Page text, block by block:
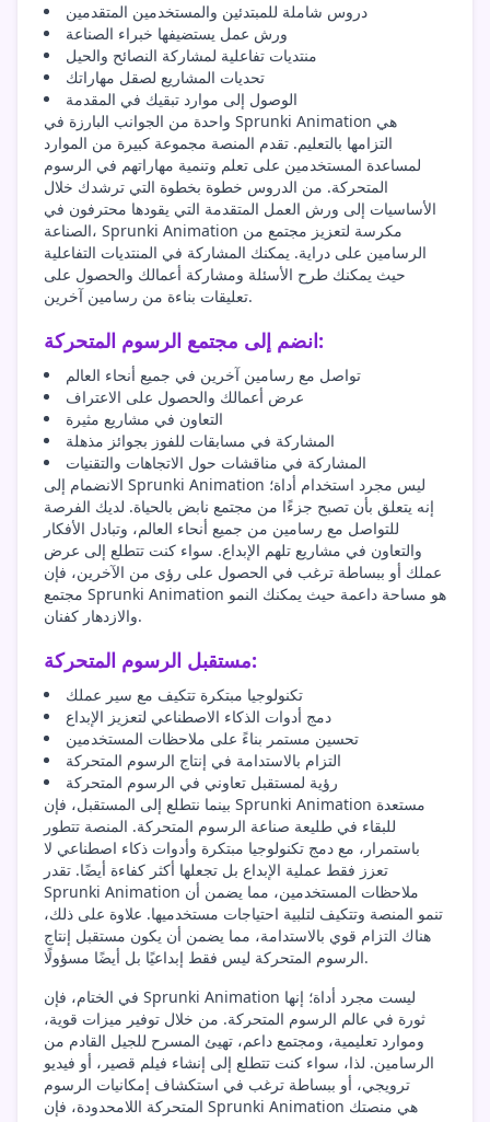
دروس شاملة للمبتدئين والمستخدمين المتقدمين
ورش عمل يستضيفها خبراء الصناعة
منتديات تفاعلية لمشاركة النصائح والحيل
تحديات المشاريع لصقل مهاراتك
الوصول إلى موارد تبقيك في المقدمة
واحدة من الجوانب البارزة في Sprunki Animation هي
التزامها بالتعليم. تقدم المنصة مجموعة كبيرة من الموارد
لمساعدة المستخدمين على تعلم وتنمية مهاراتهم في الرسوم
المتحركة. من الدروس خطوة بخطوة التي ترشدك خلال
الأساسيات إلى ورش العمل المتقدمة التي يقودها محترفون في
الصناعة، Sprunki Animation مكرسة لتعزيز مجتمع من
الرسامين على دراية. يمكنك المشاركة في المنتديات التفاعلية
حيث يمكنك طرح الأسئلة ومشاركة أعمالك والحصول على
تعليقات بناءة من رسامين آخرين.
انضم إلى مجتمع الرسوم المتحركة:
تواصل مع رسامين آخرين في جميع أنحاء العالم
عرض أعمالك والحصول على الاعتراف
التعاون في مشاريع مثيرة
المشاركة في مسابقات للفوز بجوائز مذهلة
المشاركة في مناقشات حول الاتجاهات والتقنيات
الانضمام إلى Sprunki Animation ليس مجرد استخدام أداة؛
إنه يتعلق بأن تصبح جزءًا من مجتمع نابض بالحياة. لديك الفرصة
للتواصل مع رسامين من جميع أنحاء العالم، وتبادل الأفكار
والتعاون في مشاريع تلهم الإبداع. سواء كنت تتطلع إلى عرض
عملك أو ببساطة ترغب في الحصول على رؤى من الآخرين، فإن
مجتمع Sprunki Animation هو مساحة داعمة حيث يمكنك النمو
والازدهار كفنان.
مستقبل الرسوم المتحركة:
تكنولوجيا مبتكرة تتكيف مع سير عملك
دمج أدوات الذكاء الاصطناعي لتعزيز الإبداع
تحسين مستمر بناءً على ملاحظات المستخدمين
التزام بالاستدامة في إنتاج الرسوم المتحركة
رؤية لمستقبل تعاوني في الرسوم المتحركة
بينما نتطلع إلى المستقبل، فإن Sprunki Animation مستعدة
للبقاء في طليعة صناعة الرسوم المتحركة. المنصة تتطور
باستمرار، مع دمج تكنولوجيا مبتكرة وأدوات ذكاء اصطناعي لا
تعزز فقط عملية الإبداع بل تجعلها أكثر كفاءة أيضًا. تقدر
Sprunki Animation ملاحظات المستخدمين، مما يضمن أن
تنمو المنصة وتتكيف لتلبية احتياجات مستخدميها. علاوة على ذلك،
هناك التزام قوي بالاستدامة، مما يضمن أن يكون مستقبل إنتاج
الرسوم المتحركة ليس فقط إبداعيًا بل أيضًا مسؤولًا.
في الختام، فإن Sprunki Animation ليست مجرد أداة؛ إنها
ثورة في عالم الرسوم المتحركة. من خلال توفير ميزات قوية،
وموارد تعليمية، ومجتمع داعم، تهيئ المسرح للجيل القادم من
الرسامين. لذا، سواء كنت تتطلع إلى إنشاء فيلم قصير، أو فيديو
ترويجي، أو ببساطة ترغب في استكشاف إمكانيات الرسوم
المتحركة اللامحدودة، فإن Sprunki Animation هي منصتك